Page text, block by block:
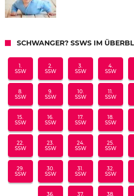
SCHWANGER? SSWS IM
1.
SSW
2.
SSW
3.
SSW
4.
SSW
8.
SSW
9.
SSW
10.
SSW
11.
SSW
15.
SSW
16.
SSW
17.
SSW
18.
SSW
22.
SSW
23.
SSW
24.
SSW
25.
SSW
29.
SSW
30.
SSW
31.
SSW
32.
SSW
36.
37.
38.